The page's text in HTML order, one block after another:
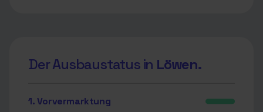
Der Ausbaustatus in Löwen.
1. Vorvermarktung